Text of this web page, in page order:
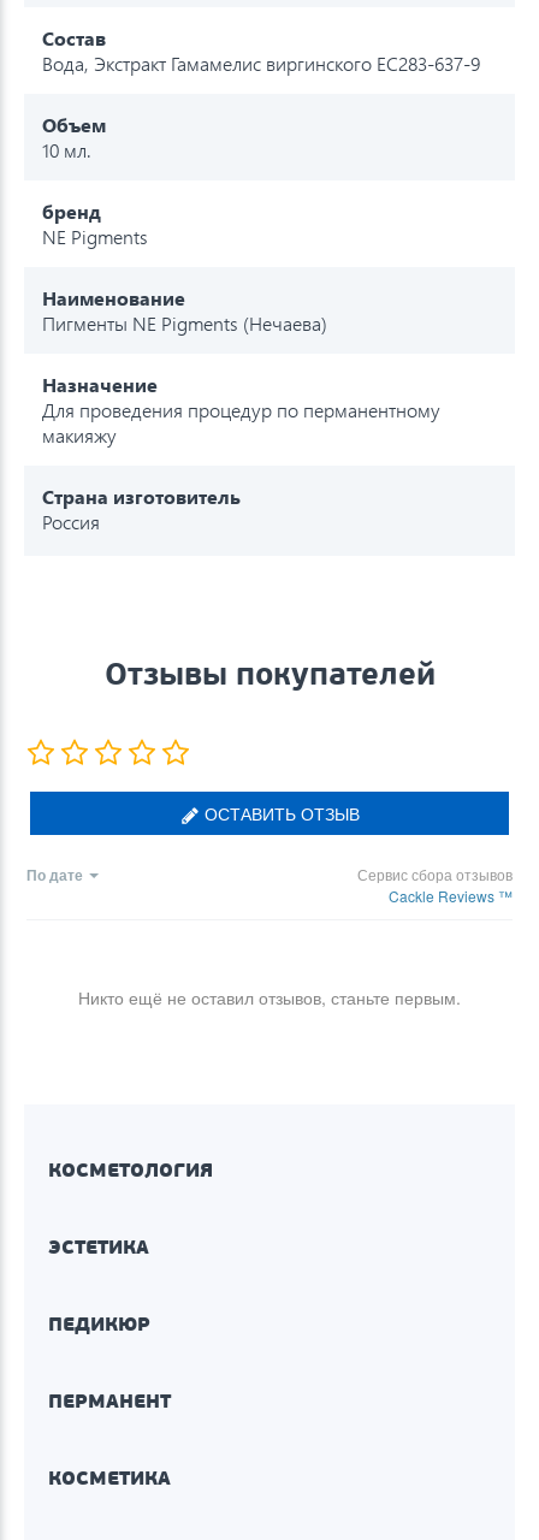
Состав
Вода, Экстракт Гамамелис виргинского EC283-637-9
Объем
10 мл.
бренд
NE Pigments
Наименование
Пигменты NE Pigments (Нечаева)
Назначение
Для проведения процедур по перманентному
макияжу
Страна изготовитель
Россия
Отзывы покупателей
ОСТАВИТЬ ОТЗЫВ
По дате
Сервис сбора отзывов
Cackle Reviews ™
Никто ещё не оставил отзывов, станьте первым.
КОСМЕТОЛОГИЯ
ЭСТЕТИКА
ПЕДИКЮР
ПЕРМАНЕНТ
КОСМЕТИКА